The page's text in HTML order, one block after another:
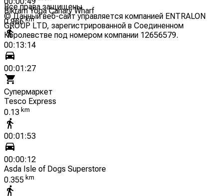
Bikram Yoga Canary Wharf
0.966km
00:13:14
00:01:27
Супермаркет
Tesco Express
0.13 km
00:01:53
00:00:12
Asda Isle of Dogs Superstore
0.355 km
Все права защищены
©Данный веб-сайт управляется компанией ENTRALON
GROUP LTD, зарегистрированной в Соединенном
Королевстве под номером компании 12656579.